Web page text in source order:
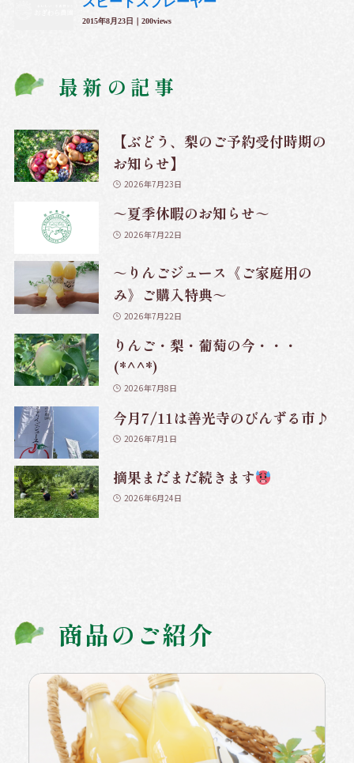
最新の記事
【ぶどう、梨のご予約受付時期の
お知らせ】
2026年7月23日
～夏季休暇のお知らせ～
2026年7月22日
～りんごジュース《ご家庭用の
み》ご購入特典～
2026年7月22日
りんご・梨・葡萄の今・・・
(*^^*)
2026年7月8日
今月7/11は善光寺のびんずる市♪
2026年7月1日
摘果まだまだ続きます
2026年6月24日
商品のご紹介